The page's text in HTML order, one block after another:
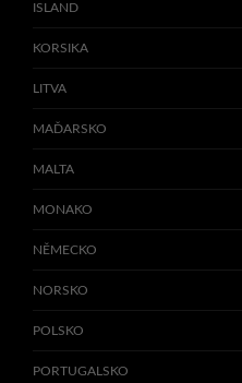
ISLAND
KORSIKA
LITVA
MAĎARSKO
MALTA
MONAKO
NĚMECKO
NORSKO
POLSKO
PORTUGALSKO